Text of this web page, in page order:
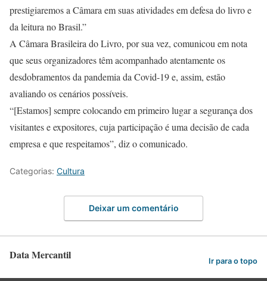
prestigiaremos a Câmara em suas atividades em defesa do livro e
da leitura no Brasil.”
A Câmara Brasileira do Livro, por sua vez, comunicou em nota
que seus organizadores têm acompanhado atentamente os
desdobramentos da pandemia da Covid-19 e, assim, estão
avaliando os cenários possíveis.
“[Estamos] sempre colocando em primeiro lugar a segurança dos
visitantes e expositores, cuja participação é uma decisão de cada
empresa e que respeitamos”, diz o comunicado.
Categorias: Cultura
Deixar um comentário
Data Mercantil Ir para o topo